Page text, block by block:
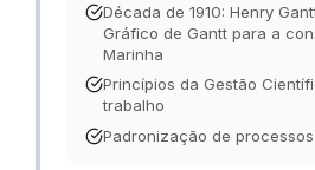
Década de 1910: Henry
Gráfico de Gantt para a
Marinha
Princípios da Gestão
trabalho
Padronização de processos